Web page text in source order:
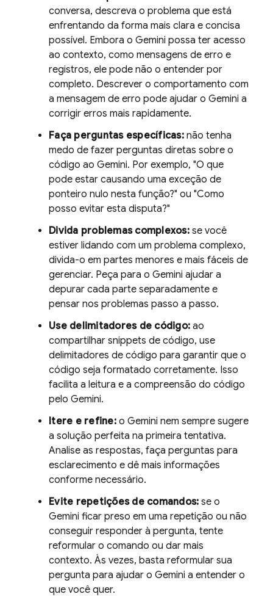
conversa, descreva o problema que está
enfrentando da forma mais clara e concisa
possível. Embora o Gemini possa ter acesso
ao contexto, como mensagens de erro e
registros, ele pode não o entender por
completo. Descrever o comportamento com
a mensagem de erro pode ajudar o Gemini a
corrigir erros mais rapidamente.
Faça perguntas específicas:não tenha
medo de fazer perguntas diretas sobre o
código ao Gemini. Por exemplo, "O que
pode estar causando uma exceção de
ponteiro nulo nesta função?" ou "Como
posso evitar esta disputa?"
Divida problemas complexos:se você
estiver lidando com um problema complexo,
divida-o em partes menores e mais fáceis de
gerenciar. Peça para o Gemini ajudar a
depurar cada parte separadamente e
pensar nos problemas passo a passo.
Use delimitadores de código: ao
compartilhar snippets de código, use
delimitadores de código para garantir que o
código seja formatado corretamente. Isso
facilita a leitura e a compreensão do código
pelo Gemini.
Itere e refine:o Gemini nem sempre sugere
a solução perfeita na primeira tentativa.
Analise as respostas, faça perguntas para
esclarecimento e dê mais informações
conforme necessário.
Evite repetições de comandos: se o
Gemini ficar preso em uma repetição ou não
conseguir responder à pergunta, tente
reformular o comando ou dar mais
contexto. Às vezes, basta reformular sua
pergunta para ajudar o Gemini a entender o
que você quer.